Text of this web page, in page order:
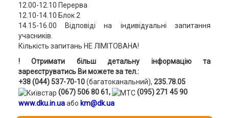
12.00-12.10 Перерва
12.10-14.10 Блок 2
14.15-16.00 Відповіді на індивідуальні запитання
учасників.
Кількість запитань НЕ ЛІМІТОВАНА!
! Отримати більш детальну інформацію та
зареєструватись Ви можете за тел.:
+38 (044) 537-70-10(багатоканальний), 235.78.05
(067) 506 80 61,
(095) 271 45 90
www.dku.in.uaабо km@dk.ua